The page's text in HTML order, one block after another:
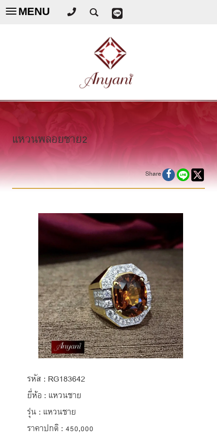
Toggle
MENU
แหวนพลอยชาย2
Share
รหัส : RG183642
ยี่ห้อ : แหวนชาย
รุ่น : แหวนชาย
ราคาปกติ : 450,000